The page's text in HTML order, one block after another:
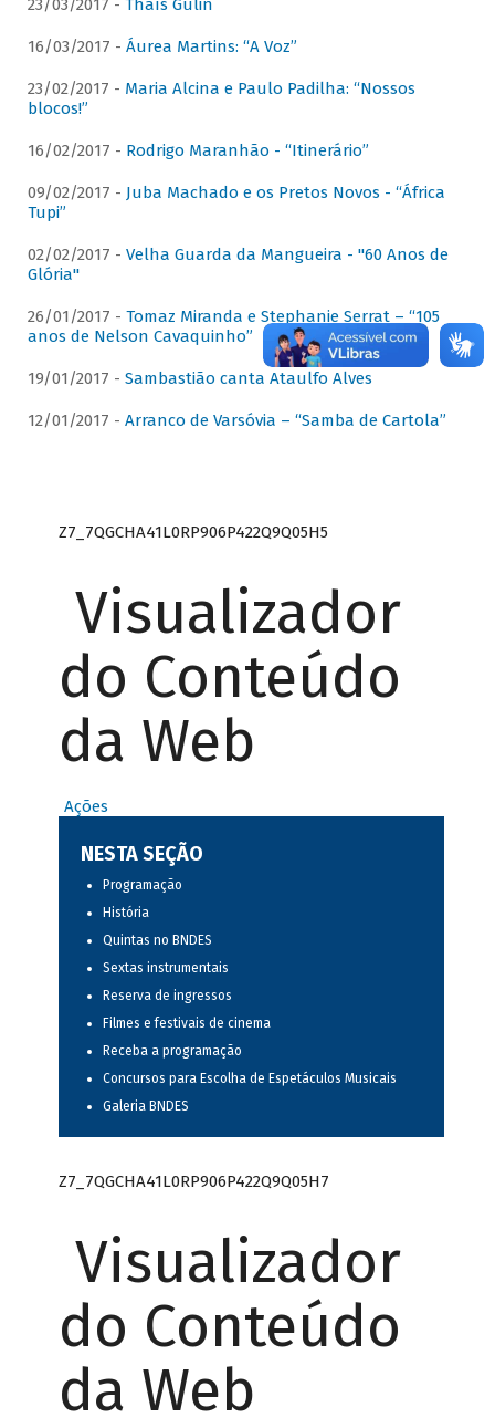
23/03/2017 - Thaís Gulin
16/03/2017 - Áurea Martins: “A Voz”
23/02/2017 - Maria Alcina e Paulo Padilha: “Nossos
blocos!”
16/02/2017 - Rodrigo Maranhão - “Itinerário”
09/02/2017 - Juba Machado e os Pretos Novos - “África
Tupi”
02/02/2017 - Velha Guarda da Mangueira - "60 Anos de
Glória"
26/01/2017 - Tomaz Miranda e Stephanie Serrat – “105
anos de Nelson Cavaquinho”
19/01/2017 - Sambastião canta Ataulfo Alves
12/01/2017 - Arranco de Varsóvia – “Samba de Cartola”
Z7_7QGCHA41L0RP906P422Q9Q05H5
Visualizador
do Conteúdo
da Web
Ações
NESTA SEÇÃO
Programação
História
Quintas no BNDES
Sextas instrumentais
Reserva de ingressos
Filmes e festivais de cinema
Receba a programação
Concursos para Escolha de Espetáculos Musicais
Galeria BNDES
Z7_7QGCHA41L0RP906P422Q9Q05H7
Visualizador
do Conteúdo
da Web